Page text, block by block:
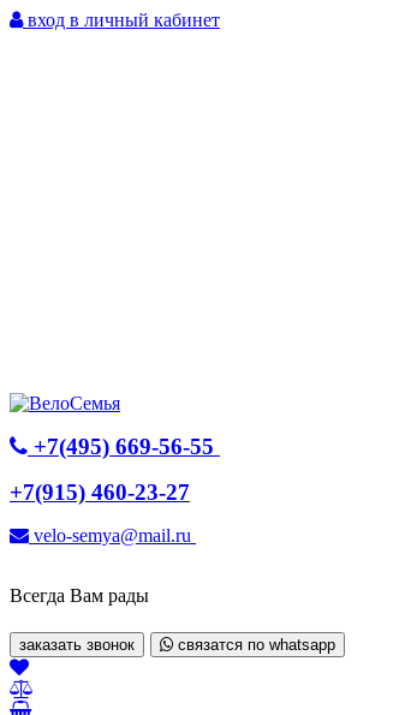
вход в личный кабинет
+7(495) 669-56-55
+7(915) 460-23-27
velo-semya@mail.ru
Всегда Вам рады
заказать звонок связатся по whatsapp